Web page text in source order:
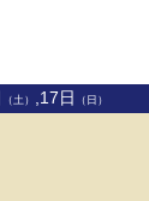
（土） ,17日 （日）